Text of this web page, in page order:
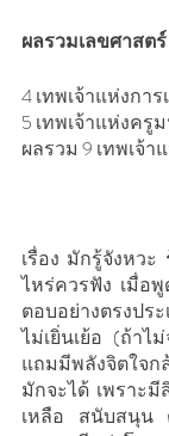
ผลรวมเลขศาสต
4 เทพเจ้าแห่งกา
5 เทพเจ้าแห่งครู
ผลรวม 9 เทพเจ้
เรื่อง มักรู้จังหวะ
ไหร่ควรฟัง เมื่อ
ตอบอย่างตรงป
ไม่เยิ่นเย้อ (ถ้าไ
แถมมีพลังจิตใจก
มักจะได้ เพราะ
เหลือ สนับสนุน